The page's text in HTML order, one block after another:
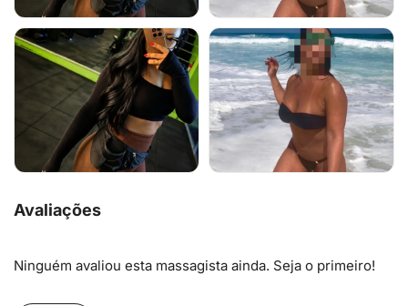
Avaliações
Ninguém avaliou esta massagista ainda. Seja o primeiro!